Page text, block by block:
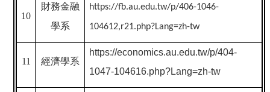
10
財務金融
學系
https://fb.au.edu.tw/p/406-1046-
104612,r21.php?Lang=zh-tw
11 經濟學系
https://economics.au.edu.tw/p/404-
1047-104616.php?Lang=zh-tw